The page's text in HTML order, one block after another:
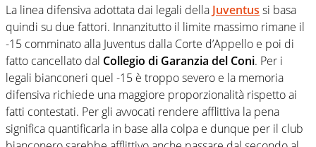
La linea difensiva adottata dai legali della Juventus si basa
quindi su due fattori. Innanzitutto il limite massimo rimane il
-15 comminato alla Juventus dalla Corte d’Appello e poi di
fatto cancellato dal Collegio di Garanzia del Coni. Per i
legali bianconeri quel -15 è troppo severo e la memoria
difensiva richiede una maggiore proporzionalità rispetto ai
fatti contestati. Per gli avvocati rendere afflittiva la pena
significa quantificarla in base alla colpa e dunque per il club